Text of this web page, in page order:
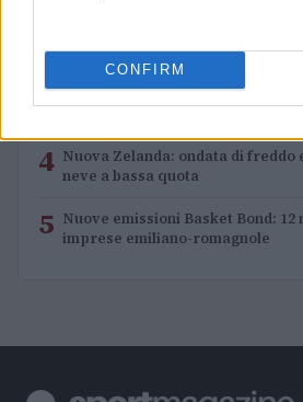
CONFIRM
Formazza e Valle Antrona
3 Scoperte carcasse di moto e
4 Nuova Zelanda: ondata di
neve a bassa quota
5 Nuove emissioni Basket Bond:
imprese emiliano-romagnole